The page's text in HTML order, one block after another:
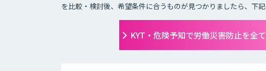
を比較・検討後、希望条件に合うものが見つかりましたら、下
KYT・危険予知で労働災害防止を全